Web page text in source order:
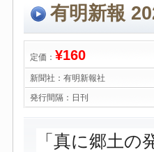
有明新報
定価： ¥160
新聞社： 有明新報社
発行間隔： 日刊
「真に郷土の